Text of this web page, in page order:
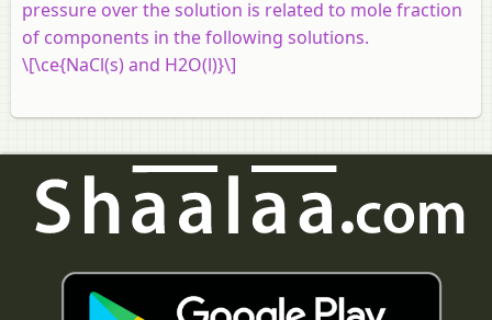
pressure over the solution is related to mole fraction
of components in the following solutions.
\[\ce{NaCl(s) and H2O(l)}\]